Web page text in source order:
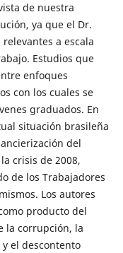
de nuestra
ya que el Dr.
a escala
Estudios que
enfoques
con los cuales se
graduados. En
situación brasileña
del
crisis de 2008,
de los Trabajadores
Los autores
producto del
la corrupción, la
el descontento